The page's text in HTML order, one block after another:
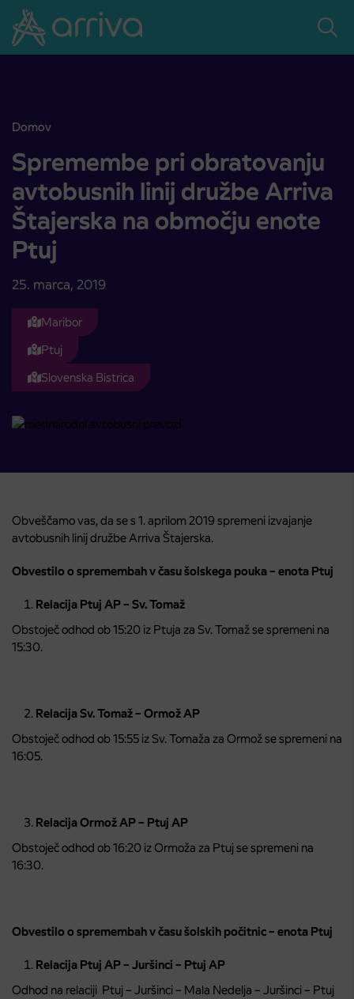
Skoči na vsebino
Domov
Spremembe pri obratovanju avtobusnih linij družbe Arriva
Spremembe pri obratovanju
avtobusnih linij družbe Arriva
Štajerska na območju enote
Ptuj
25. marca, 2019
Maribor
Ptuj
Slovenska Bistrica
Obveščamo vas, da se s 1. aprilom 2019 spremeni izvajanje
avtobusnih linij družbe Arriva Štajerska.
Obvestilo o spremembah v času šolskega pouka – enota Ptuj
Relacija Ptuj AP – Sv. Tomaž
Obstoječ odhod ob 15:20 iz Ptuja za Sv. Tomaž se spremeni na
15:30.
Relacija Sv. Tomaž – Ormož AP
Obstoječ odhod ob 15:55 iz Sv. Tomaža za Ormož se spremeni na
16:05.
Relacija Ormož AP – Ptuj AP
Obstoječ odhod ob 16:20 iz Ormoža za Ptuj se spremeni na
16:30.
Obvestilo o spremembah v času šolskih počitnic – enota Ptuj
Relacija Ptuj AP – Juršinci – Ptuj AP
Odhod na relaciji Ptuj – Juršinci – Mala Nedelja – Juršinci – Ptuj